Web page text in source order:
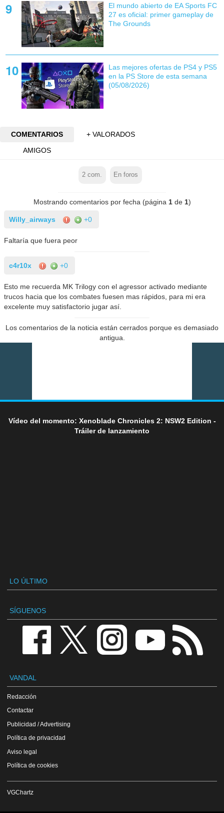
El mundo abierto de EA Sports FC
27 es oficial: primer gameplay de
The Grounds
Las mejores ofertas de PS4 y PS5
en la PS Store de esta semana
(05/08/2026)
COMENTARIOS
+ VALORADOS
AMIGOS
2 com. En foros
Mostrando comentarios por fecha (página 1de 1)
Willy_airways +0
Faltaría que fuera peor
c4r10x +0
Esto me recuerda MK Trilogy con el agressor activado mediante
trucos hacia que los combates fuesen mas rápidos, para mi era
excelente muy satisfactorio jugar así.
Los comentarios de la noticia están cerrados porque es demasiado
antigua.
Vídeo del momento: Xenoblade Chronicles 2: NSW2 Edition -
Tráiler de lanzamiento
LO ÚLTIMO
SÍGUENOS
VANDAL
Redacción
Contactar
Publicidad / Advertising
Política de privacidad
Aviso legal
Política de cookies
VGChartz